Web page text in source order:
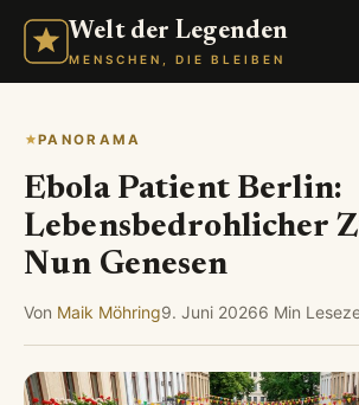
Welt der Legenden
MENSCHEN, DIE BLEIBEN
PANORAMA
Ebola Patient Berlin:
Lebensbedrohlicher
Nun Genesen
Von Maik Möhring9. Juni 20266 Min